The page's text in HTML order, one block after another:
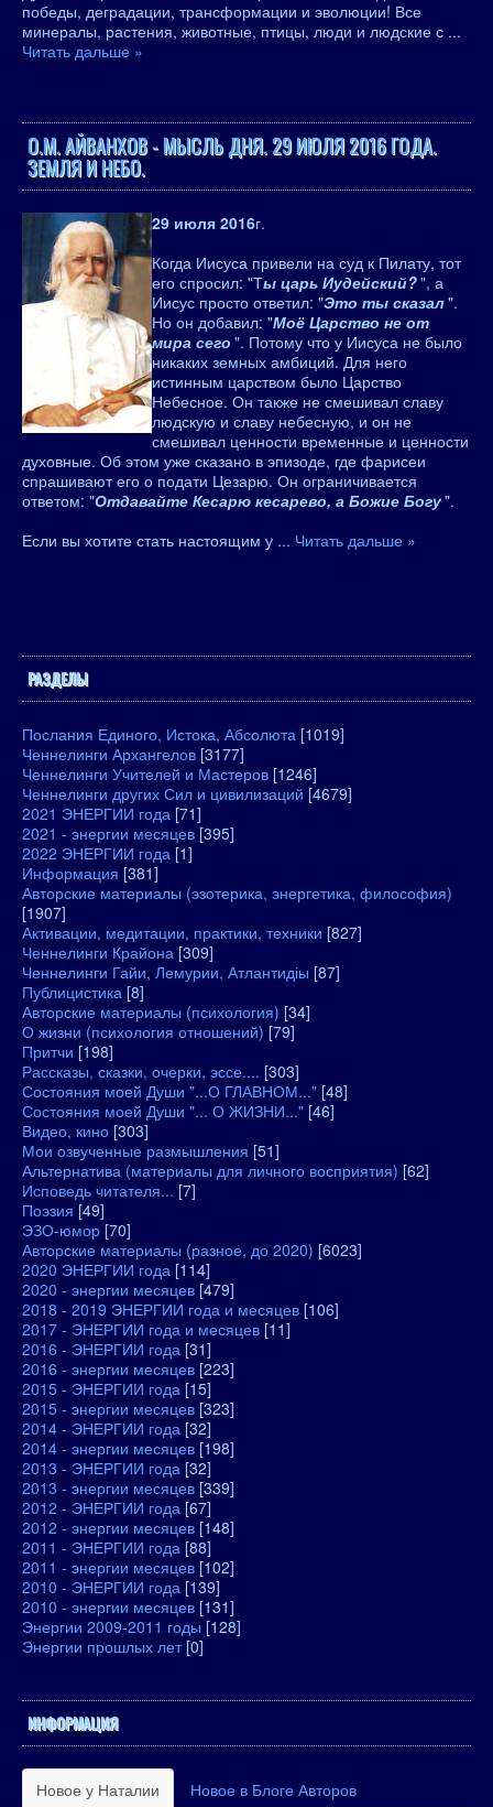
победы, деградации, трансформации и эволюции! Все
минералы, растения, животные, птицы, люди и людские с ...
Читать дальше »
О.М. АЙВАНХОВ - МЫСЛЬ ДНЯ. 29 ИЮЛЯ 2016 ГОДА.
ЗЕМЛЯ И НЕБО.
29 июля 2016г.
Когда Иисуса привели на суд к Пилату, тот
его спросил: "Ты царь Иудейский?", а
Иисус просто ответил: "Это ты сказал".
Но он добавил: "Моё Царство не от
мира сего ". Потому что у Иисуса не было
никаких земных амбиций. Для него
истинным царством было Царство
Небесное. Он также не смешивал славу
людскую и славу небесную, и он не
смешивал ценности временные и ценности
духовные. Об этом уже сказано в эпизоде, где фарисеи
спрашивают его о подати Цезарю. Он ограничивается
ответом: "Отдавайте Кесарю кесарево, а Божие Богу".
Если вы хотите стать настоящим у ... Читать дальше »
РАЗДЕЛЫ
Послания Единого, Истока, Абсолюта [1019]
Ченнелинги Архангелов [3177]
Ченнелинги Учителей и Мастеров [1246]
Ченнелинги других Сил и цивилизаций [4679]
2021 ЭНЕРГИИ года [71]
2021 - энергии месяцев [395]
2022 ЭНЕРГИИ года [1]
Информация [381]
Авторские материалы (эзотерика, энергетика, философия)
[1907]
Активации, медитации, практики, техники [827]
Ченнелинги Крайона [309]
Ченнелинги Гайи, Лемурии, Атлантидіы [87]
Публицистика [8]
Авторские материалы (психология) [34]
О жизни (психология отношений) [79]
Притчи [198]
Рассказы, сказки, очерки, эссе.... [303]
Состояния моей Души "...О ГЛАВНОМ..." [48]
Состояния моей Души "... О ЖИЗНИ..." [46]
Видео, кино [303]
Мои озвученные размышления [51]
Альтернатива (материалы для личного восприятия) [62]
Исповедь читателя... [7]
Поэзия [49]
ЭЗО-юмор [70]
Авторские материалы (разное, до 2020) [6023]
2020 ЭНЕРГИИ года [114]
2020 - энергии месяцев [479]
2018 - 2019 ЭНЕРГИИ года и месяцев [106]
2017 - ЭНЕРГИИ года и месяцев [11]
2016 - ЭНЕРГИИ года [31]
2016 - энергии месяцев [223]
2015 - ЭНЕРГИИ года [15]
2015 - энергии месяцев [323]
2014 - ЭНЕРГИИ года [32]
2014 - энергии месяцев [198]
2013 - ЭНЕРГИИ года [32]
2013 - энергии месяцев [339]
2012 - ЭНЕРГИИ года [67]
2012 - энергии месяцев [148]
2011 - ЭНЕРГИИ года [88]
2011 - энергии месяцев [102]
2010 - ЭНЕРГИИ года [139]
2010 - энергии месяцев [131]
Энергии 2009-2011 годы [128]
Энергии прошлых лет [0]
ИНФОРМАЦИЯ
Новое у Наталии Новое в Блоге Авторов